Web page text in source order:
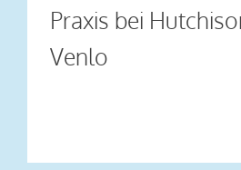
Praxis bei
Venlo